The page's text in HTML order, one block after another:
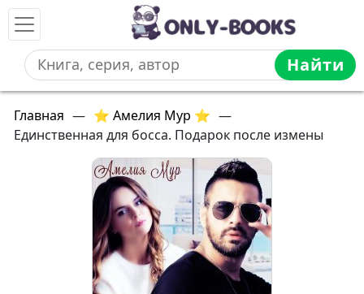
Найти
Главная — ⭐ Амелия Мур ⭐ —
Единственная для босса. Подарок после измены